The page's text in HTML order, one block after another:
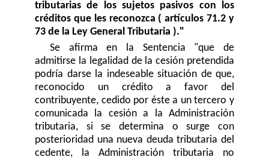
tributarias de los sujetos pasivos con los
créditos que les reconozca ( artículos 71.2 y
73 de la Ley General Tributaria )."
Se afirma en la Sentencia "que de
admitirse la legalidad de la cesión pretendida
podría darse la indeseable situación de que,
reconocido un crédito a favor del
contribuyente, cedido por éste a un tercero y
comunicada la cesión a la Administración
tributaria, si se determina o surge con
posterioridad una nueva deuda tributaria del
cedente, la Administración tributaria no